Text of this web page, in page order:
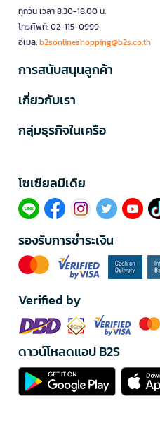
ทุกวัน เวลา 8.30-18.00 น.
โทรศัพท์: 02-115-0999
อีเมล:b2sonlineshopping@b2s.co.th
การสนับสนุนลูกค้า
เกี่ยวกับเรา
กลุ่มธุรกิจในเครือ
โซเซียลมีเดีย​
รองรับการชำระเงิน
Verified by
ดาวน์โหลดแอป B2S